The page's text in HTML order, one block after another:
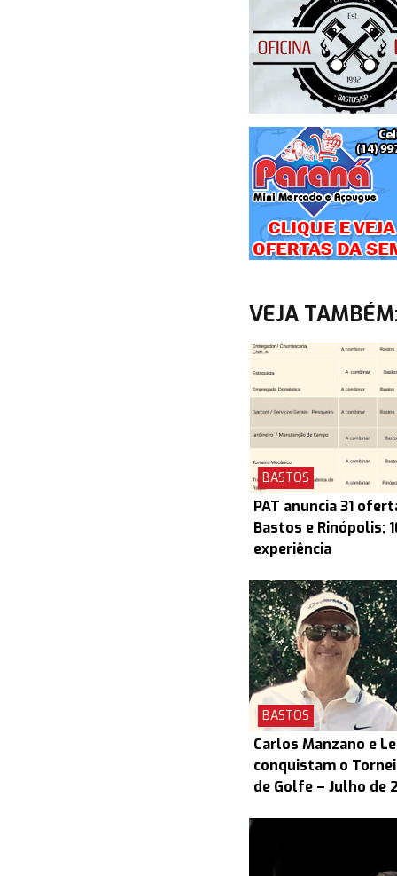
VEJA
BASTOS
PAT anuncia 31
Bastos e Rinópolis;
experiência
BASTOS
Carlos Manzano e
conquistam o
de Golfe – Julho de